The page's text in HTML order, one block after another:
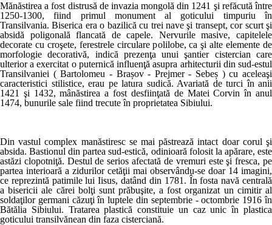
Mănăstirea a fost distrusă de invazia mongolă din 1241 şi refăcută între
1250-1300, fiind primul monument al goticului timpuriu în
Transilvania. Biserica era o bazilică cu trei nave şi transept, cor scurt şi
absidă poligonală flancată de capele. Nervurile masive, capitelele
decorate cu croşete, ferestrele circulare polilobe, ca şi alte elemente de
morfologie decorativă, indică prezenţa unui şantier cistercian care
ulterior a exercitat o puternică influenţă asupra arhitecturii din sud-estul
Transilvaniei ( Bartolomeu - Brașov - Prejmer - Sebeș ) cu aceleaşi
caracteristici stilistice, erau pe latura sudică. Avariată de turci în anii
1421 şi 1432, mânăstirea a fost desfiinţată de Matei Corvin în anul
1474, bunurile sale fiind trecute în proprietatea Sibiului.
Din vastul complex manăstiresc se mai păstrează intact doar corul şi
absida. Bastionul din partea sud-estică, odinioară folosit la apărare, este
astăzi clopotniţă. Destul de serios afectată de vremuri este şi fresca, pe
partea interioară a zidurilor cetăţii mai observându-se doar 14 imagini,
ce reprezintă patimile lui Iisus, datând din 1781. În fosta navă centrală
a bisericii ale cărei bolţi sunt prăbuşite, a fost organizat un cimitir al
soldaţilor germani căzuţi în luptele din septembrie - octombrie 1916 în
Bătălia Sibiului. Tratarea plastică constituie un caz unic în plastica
goticului transilvănean din faza cisterciană.